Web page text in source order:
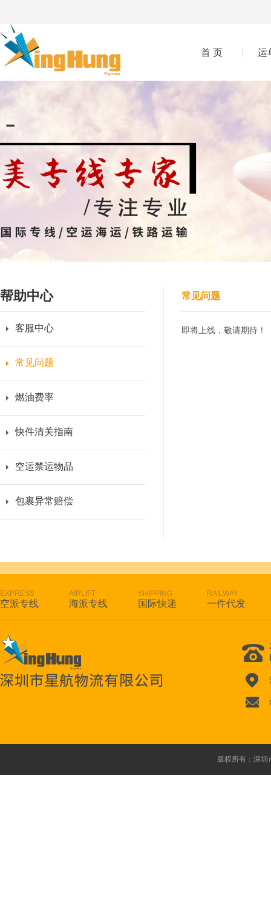
首 页 运
帮助中心
客服中心
常见问题
燃油费率
快件清关指南
空运禁运物品
包裹异常赔偿
常见问题
即将上线，敬请期待！
EXPRESS
空派专线
AIRLIFT
海派专线
SHIPPING
国际快递
RAILWAY
一件代发
版权所有：深